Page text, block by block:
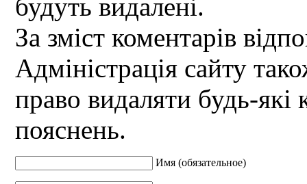
будуть видалені.
За зміст коментарів
Адміністрація сайту
право видаляти будь-які
пояснень.
Имя (обязательное)